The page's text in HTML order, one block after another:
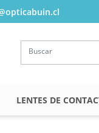
LENTES DE